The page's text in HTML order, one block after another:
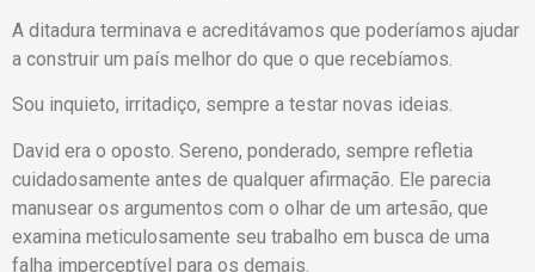
A ditadura terminava e acreditávamos que poderíamos ajudar
a construir um país melhor do que o que recebíamos.
Sou inquieto, irritadiço, sempre a testar novas ideias.
David era o oposto. Sereno, ponderado, sempre refletia
cuidadosamente antes de qualquer afirmação. Ele parecia
manusear os argumentos com o olhar de um artesão, que
examina meticulosamente seu trabalho em busca de uma
falha imperceptível para os demais.